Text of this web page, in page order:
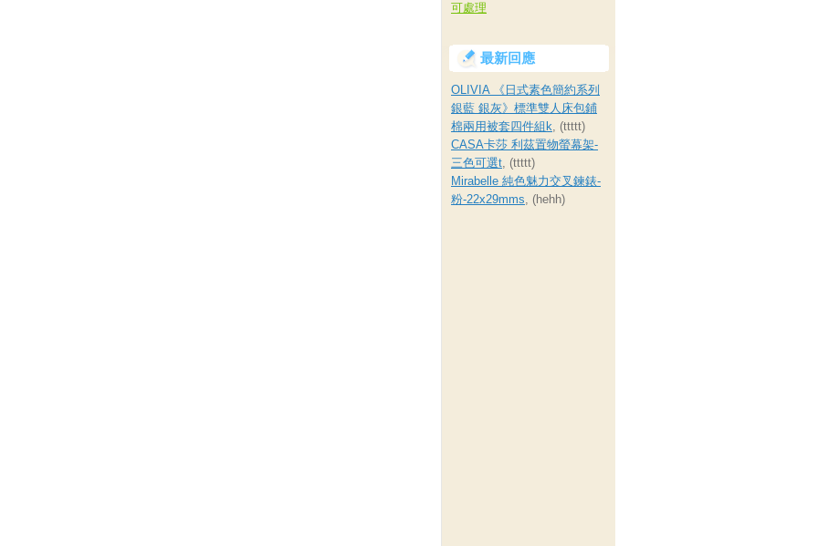
可處理
最新回應
OLIVIA 《日式素色簡約系列
銀藍 銀灰》標準雙人床包鋪
棉兩用被套四件組k, (ttttt)
CASA卡莎 利茲置物螢幕架-
三色可選t, (ttttt)
Mirabelle 純色魅力交叉鍊錶-
粉-22x29mms, (hehh)